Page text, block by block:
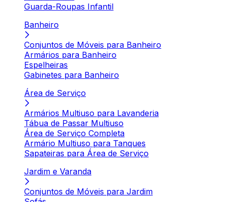
Guarda-Roupas Infantil
Banheiro
Conjuntos de Móveis para Banheiro
Armários para Banheiro
Espelheiras
Gabinetes para Banheiro
Área de Serviço
Armários Multiuso para Lavanderia
Tábua de Passar Multiuso
Área de Serviço Completa
Armário Multiuso para Tanques
Sapateiras para Área de Serviço
Jardim e Varanda
Conjuntos de Móveis para Jardim